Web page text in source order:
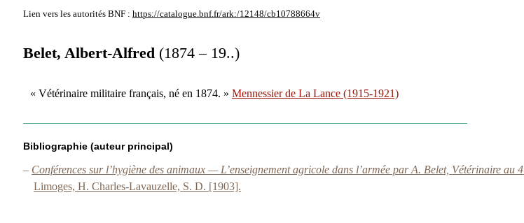
Lien vers les autorités BNF : https://catalogue.bnf.fr/ark:/12148/cb10788664v
Belet, Albert-Alfred (1874 – 19..)
« Vétérinaire militaire français, né en 1874. » Mennessier de La Lance (1915-1921)
Bibliographie (auteur principal)
– Conférences sur l’hygiène des animaux — L’enseignement agricole dans l’armée par A. Belet, Vétérinaire au 4
Limoges, H. Charles-Lavauzelle, S. D. [1903].